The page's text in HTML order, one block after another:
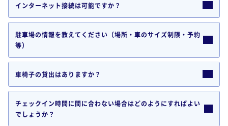
インターネット接続は可能ですか？
駐車場の情報を教えてください（場所・車のサイズ制限・予約
等）
車椅子の貸出はありますか？
チェックイン時間に間に合わない場合はどのようにすればよい
でしょうか？